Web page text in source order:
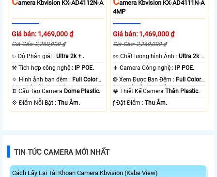
Amera Kbvision KX-AD4112N-A
Giá bán: 1,469,000 ₫
Giá Gốc: 2,260,000 ₫
✨ Độ Phân giải :Ultra 2k + .
⚒ Tích hợp công nghệ : IP POE.
🔅 Hình ảnh ban đêm : Full Color
30m Có Màu Ban Ðêm.
♊ Cấu Tạo Camera Dome Plastic.
️💠 Điểm Nỗi Bật :Thu Âm.
Amera Kbvision KX-AD4111N-A
4MP
Giá bán: 1,469,000 ₫
Giá Gốc: 2,260,000 ₫
️👀 Chất lượng hình Ảnh :Ultra 2k +
⚜️ Camera Công nghệ : IP POE.
❂ Xem Được Ban Đêm : Full Color
30m Có Màu Ban Ðêm.
💎 Thiết Kế CameraThân Plastic.
️ƒ Đặt Điểm :Thu Âm.
TIN TỨC CAMERA MỚI NHẤT
Cách Lấy Lại Tài Khoản Camera Kbvision (Kabe View)